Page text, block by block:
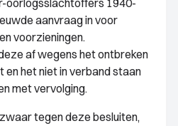
oorlogsslachtoffers 1940-
aanvraag in voor
voorzieningen.
af wegens het ontbreken
en het niet in verband staan
met vervolging.
tegen deze besluiten,